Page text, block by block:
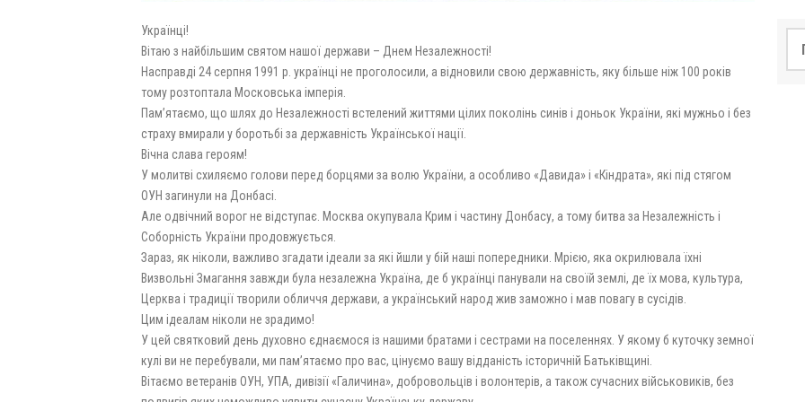
Українці!
Вітаю з найбільшим святом нашої держави – Днем Незалежності!
Насправді 24 серпня 1991 р. українці не проголосили, а відновили свою державність, яку більше ніж 100 років
тому розтоптала Московська імперія.
Пам’ятаємо, що шлях до Незалежності встелений життями цілих поколінь синів і доньок України, які мужньо і без
страху вмирали у боротьбі за державність Української нації.
Вічна слава героям!
У молитві схиляємо голови перед борцями за волю України, а особливо «Давида» і «Кіндрата», які під стягом
ОУН загинули на Донбасі.
Але одвічний ворог не відступає. Москва окупувала Крим і частину Донбасу, а тому битва за Незалежність і
Соборність України продовжується.
Зараз, як ніколи, важливо згадати ідеали за які йшли у бій наші попередники. Мрією, яка окрилювала їхні
Визвольні Змагання завжди була незалежна Україна, де б українці панували на своїй землі, де їх мова, культура,
Церква і традиції творили обличчя держави, а український народ жив заможно і мав повагу в сусідів.
Цим ідеалам ніколи не зрадимо!
У цей святковий день духовно єднаємося із нашими братами і сестрами на поселеннях. У якому б куточку земної
кулі ви не перебували, ми пам’ятаємо про вас, цінуємо вашу відданість історичній Батьківщині.
Вітаємо ветеранів ОУН, УПА, дивізії «Галичина», добровольців і волонтерів, а також сучасних військовиків, без